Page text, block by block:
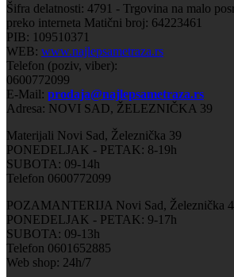
Šifra delatnosti: 4791 - Trgovina na malo
preko interneta Matični broj: 64223461
PIB: 109510371
WEB: www.najlepsametraza.rs
Telefon (poziv, viber):
0600772099
E-Mail: prodaja@najlepsametraza.rs
Adresa: NOVI SAD, ŽELEZNIČKA 39
Materijali Novi Sad, Železnička 39
PONEDELJAK - PETAK: 8-19h
SUBOTA: 09-14h
Telefon 0600772099
POZAMANTERIJA Novi Sad, Železnička
PONEDELJAK - PETAK: 9-17h
SUBOTA: 09-13h
Telefon 0601652885
Web shop: 24h/7